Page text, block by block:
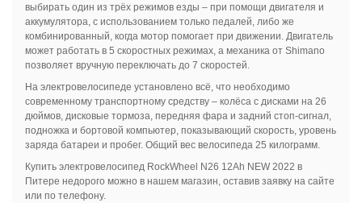
выбирать один из трёх режимов езды – при помощи двигателя и
аккумулятора, с использованием только педалей, либо же
комбинированный, когда мотор помогает при движении. Двигатель
может работать в 5 скоростных режимах, а механика от Shimano
позволяет вручную переключать до 7 скоростей.
На электровелосипеде установлено всё, что необходимо
современному транспортному средству – колёса с дисками на 26
дюймов, дисковые тормоза, передняя фара и задний стоп-сигнал,
подножка и бортовой компьютер, показывающий скорость, уровень
заряда батареи и пробег. Общий вес велосипеда 25 килограмм.
Купить электровелосипед RockWheel N26 12Ah NEW 2022 в
Питере недорого можно в нашем магазин, оставив заявку на сайте
или по телефону.